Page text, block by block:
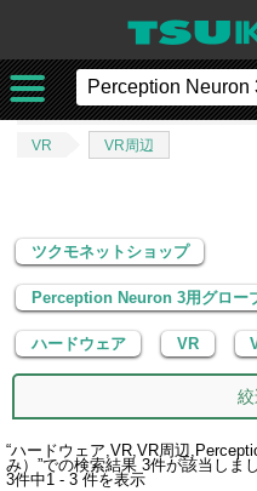
ツクモネットショップ
Perception Neuron 3用グローブ
VR
VR周辺
ツクモネットショップ
Perception Neuron 3用グロー
ハードウェア VR
“ハードウェア,VR,VR周辺
み） ”での検索結果 3件が該当しまし
3件中1 - 3 件を表示